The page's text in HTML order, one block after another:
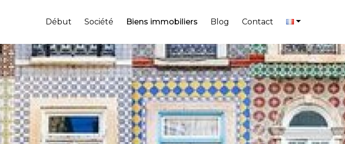
Début Société Biens immobiliers Blog Contact